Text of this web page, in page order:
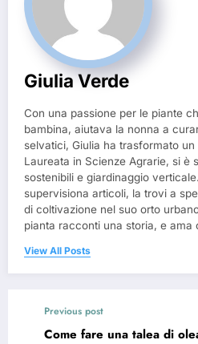
Giulia Verde
Con una passione per le piante
bambina, aiutava la nonna a
selvatici, Giulia ha trasformato
Laureata in Scienze Agrarie, si è
sostenibili e giardinaggio
supervisiona articoli, la trovi a
di coltivazione nel suo orto
pianta racconti una storia, e ama
View All Posts
Previous post
Come fare una talea di